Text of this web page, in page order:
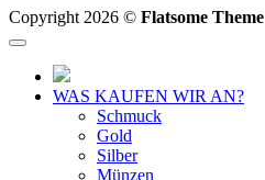
Copyright 2026 © Flatsome Theme
WAS KAUFEN WIR AN?
Schmuck
Gold
Silber
Münzen